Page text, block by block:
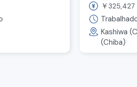
de
inspeção
de
￥ 325,427
Kashiwa
(Chiba)